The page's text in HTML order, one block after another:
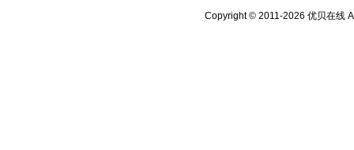
Copyright © 2011-2026 优贝在线